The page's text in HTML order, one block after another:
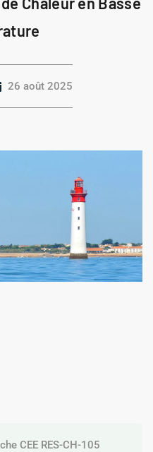
26 août 2025
CEE RES-CH-105